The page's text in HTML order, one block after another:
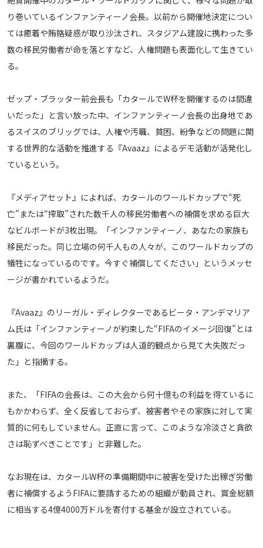
ABEMAの視聴について
Web
TV
メディアアライアンス
ご利用にあたって
プライバシーポリシー
お問い合わせ
り巻いているインファンティーノ会長。以前から開催地決定につい
ては癒着や賄賂疑惑が取り沙汰され、スタジアム建設に携わった多
数の移民労働者が命を落とすなど、人権問題も表面化して生きてい
る。
ゼップ・ブラッター前会長も「カタールでW杯を開催するのは間違
いだった」と言い放った中、インファンティーノ会長の出身地であ
るスイスのブリッグでは、人権や汚職、貧困、紛争などの問題に関
する世界的な活動を推進する『Avaaz』によるデモ活動が活発化し
ているという。
『メディアセット』によれば、カタールのワールドカップで“死
亡”または“搾取”された数千人の移民労働者への補償を求める巨大
なビルボードが3枚出現。「インファンティーノ、あなたの家族も
移民だった。同じ立場の何千人もの人々が、このワールドカップの
犠牲になっているのです。今すぐ補償してください」というメッセ
ージが書かれているようだ。
『Avaaz』のリーガル・ディレクターであるビータ・アンデマリア
ム氏は「インファンティーノが約束した“FIFAのイメージ回復”とは
裏腹に、今回のワールドカップは人道的観点から見て大失敗だっ
た」と指摘する。
また、「FIFAの会長は、この大会から何十億もの利益を得ているに
もかかわらず、全く反省しておらず、被害者やその家族に対して実
質的に何もしていません。正直に言って、このような冷淡さと貪欲
さは恥ずべきことです」と非難した。
なお現在は、カタールW杯の準備期間中に被害を受けた出稼ぎ労働
者に補償するようFIFAに要請するための組織が動員され、賞金総額
に相当する4億4000万ドルを寄付する基金が設立されている。